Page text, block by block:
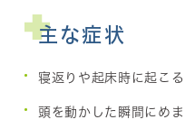
主な症状
寝返りや起床時に起こ
頭を動かした瞬間にめ